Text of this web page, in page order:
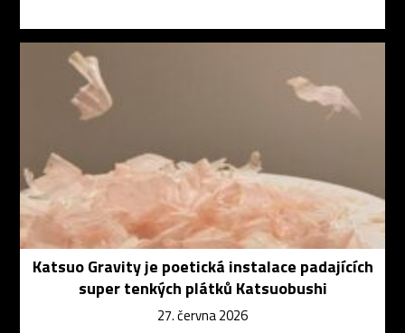
Katsuo Gravity je poetická instalace padajících
super tenkých plátků Katsuobushi
27. června 2026